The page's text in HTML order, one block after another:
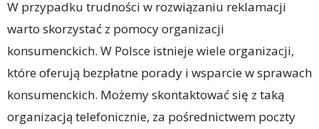
W przypadku trudności w rozwiązaniu reklamacji
warto skorzystać z pomocy organizacji
konsumenckich. W Polsce istnieje wiele organizacji,
które oferują bezpłatne porady i wsparcie w sprawach
konsumenckich. Możemy skontaktować się z taką
organizacją telefonicznie, za pośrednictwem poczty